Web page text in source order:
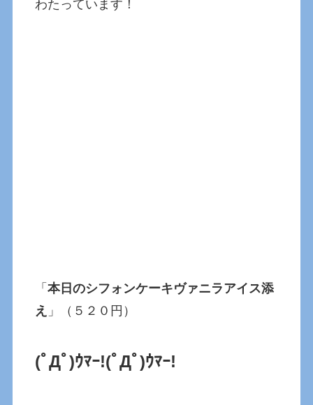
わたっています！
「本日のシフォンケーキヴァニラアイス添
え 」（５２０円）
(ﾟДﾟ)ｳﾏｰ!(ﾟДﾟ)ｳﾏｰ!